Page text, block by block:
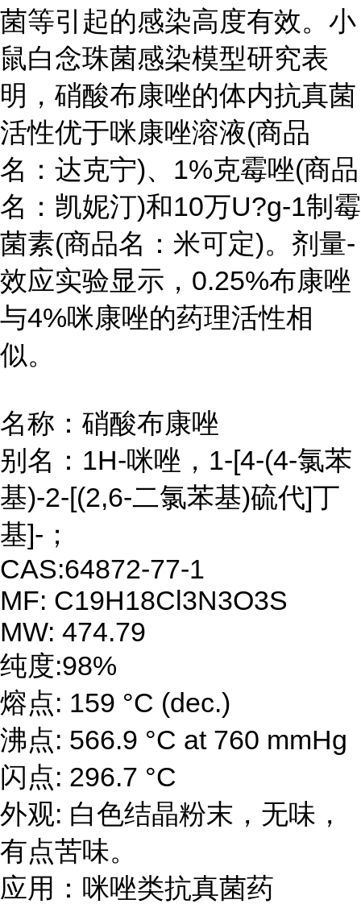
菌等引起的感染高度有效。小
鼠白念珠菌感染模型研究表
明，硝酸布康唑的体内抗真菌
活性优于咪康唑溶液(商品
名：达克宁)、1%克霉唑(商品
名：凯妮汀)和10万U?g-1制霉
菌素(商品名：米可定)。剂量-
效应实验显示，0.25%布康唑
与4%咪康唑的药理活性相
似。
名称：硝酸布康唑
别名：1H-咪唑，1-[4-(4-氯苯
基)-2-[(2,6-二氯苯基)硫代]丁
基]-；
CAS:64872-77-1
MF: C19H18Cl3N3O3S
MW: 474.79
纯度:98%
熔点: 159 °C (dec.)
沸点: 566.9 °C at 760 mmHg
闪点: 296.7 °C
外观: 白色结晶粉末，无味，
有点苦味。
应用：咪唑类抗真菌药